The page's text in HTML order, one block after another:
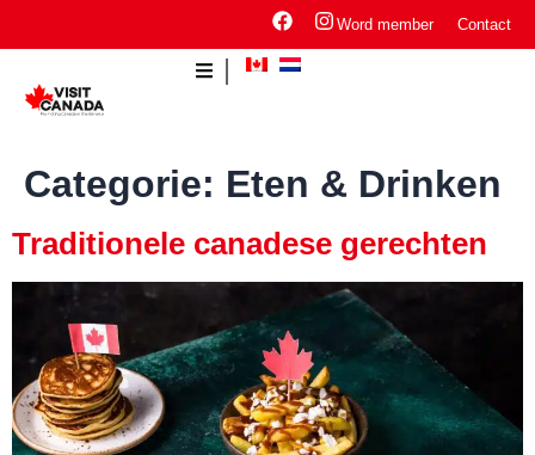
Word member Contact
Categorie: Eten & Drinken
Traditionele canadese gerechten